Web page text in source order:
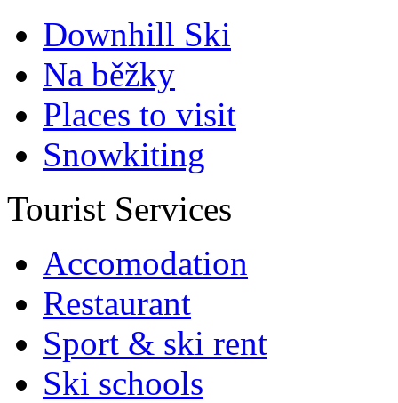
Downhill Ski
Na běžky
Places to visit
Snowkiting
Tourist Services
Accomodation
Restaurant
Sport & ski rent
Ski schools